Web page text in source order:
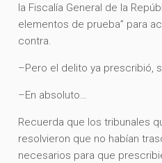
la Fiscalía General de la
elementos de prueba” para
contra.
–Pero el delito ya prescribió,
–En absoluto…
Recuerda que los tribunales
resolvieron que no habían
necesarios para que